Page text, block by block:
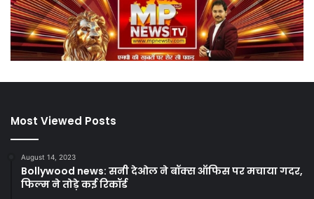
Most Viewed Posts
August 14, 2023
Bollywood news: सनी देओल ने बॉक्स ऑफिस पर मचाया गदर,
फिल्म ने तोड़े कई रिकॉर्ड